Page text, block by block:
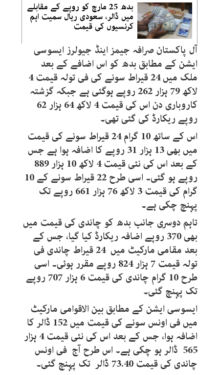
بدھ 25 مارچ کو روپے کے مقابلے
میں ڈالر، سعودی ریال سمیت اہم
کرنسیوں کی قیمت
آل پاکستان صرافہ جیمز اینڈ جیولرز ایسوسی
ایشن کے مطابق بدھ کو اس اضافے کے بعد
ملک میں 24 قیراط سونے کی فی تولہ قیمت 4
لاکھ 79 ہزار 262 روپے ہوگئی ہے جبکہ گزشتہ
کاروباری دن اس کی قیمت 4 لاکھ 64 ہزار 62
روپے ریکارڈ کی گئی تھی۔
اس کے ساتھ 10 گرام 24 قیراط سونے کی قیمت
میں بھی 13 ہزار 31 روپے کا اضافہ ہوا ہے جس
کے بعد اس کی نئی قیمت 4 لاکھ 10 ہزار 889
روپے ہو گئی۔ اسی طرح 22 قیراط سونے کے 10
گرام کی قیمت 3 لاکھ 76 ہزار 661 روپے تک
پہنچ چکی ہے۔
تاہم دوسری جانب بدھ کو چاندی کی قیمت میں
بھی 370 روپے اضافہ ریکارڈ کیا گیا، جس کے
بعد مقامی مارکیٹ میں 24 قیراط چاندی فی
تولہ قیمت 7 ہزار 824 روپے مقرر ہوئی۔ اسی
طرح 10 گرام چاندی کی قیمت 6 ہزار 707 روپے
تک پہنچ گئی۔
ایسوسی ایشن کے مطابق بین الاقوامی مارکیٹ
میں فی اونس سونے کی قیمت میں 152 ڈالر کا
اضافہ ہوا، جس کے بعد اس کی نئی قیمت 4 ہزار
565 ڈالر ہو چکی ہے۔ اس طرح آج فی اونس
چاندی کی قیمت 73.40 ڈالر تک پہنچ گئی۔